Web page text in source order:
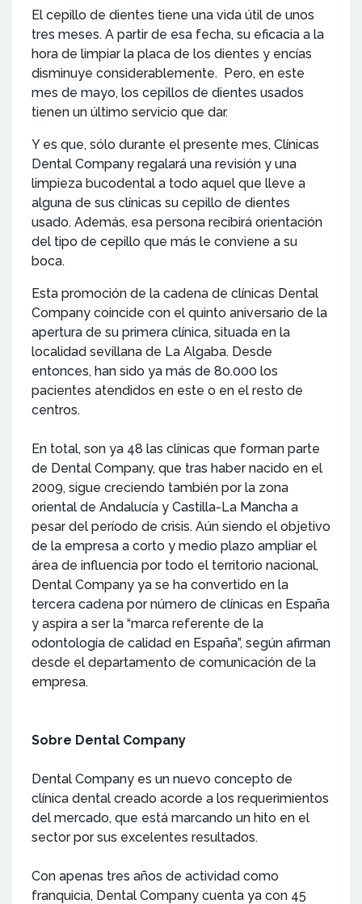
El cepillo de dientes tiene una vida útil de unos
tres meses. A partir de esa fecha, su eficacia a la
hora de limpiar la placa de los dientes y encías
disminuye considerablemente. Pero, en este
mes de mayo, los cepillos de dientes usados
tienen un último servicio que dar.
Y es que, sólo durante el presente mes, Clínicas
Dental Company regalará una revisión y una
limpieza bucodental a todo aquel que lleve a
alguna de sus clínicas su cepillo de dientes
usado. Además, esa persona recibirá orientación
del tipo de cepillo que más le conviene a su
boca.
Esta promoción de la cadena de clínicas Dental
Company coincide con el quinto aniversario de la
apertura de su primera clínica, situada en la
localidad sevillana de La Algaba. Desde
entonces, han sido ya más de 80.000 los
pacientes atendidos en este o en el resto de
centros.
En total, son ya 48 las clínicas que forman parte
de Dental Company, que tras haber nacido en el
2009, sigue creciendo también por la zona
oriental de Andalucía y Castilla-La Mancha a
pesar del período de crisis. Aún siendo el objetivo
de la empresa a corto y medio plazo ampliar el
área de influencia por todo el territorio nacional,
Dental Company ya se ha convertido en la
tercera cadena por número de clínicas en España
y aspira a ser la “marca referente de la
odontología de calidad en España”, según afirman
desde el departamento de comunicación de la
empresa.
Sobre Dental Company
Dental Company es un nuevo concepto de
clínica dental creado acorde a los requerimientos
del mercado, que está marcando un hito en el
sector por sus excelentes resultados.
Con apenas tres años de actividad como
franquicia, Dental Company cuenta ya con 45